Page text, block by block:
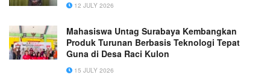
12 JULY 2026
Mahasiswa Untag Surabaya Kembangkan
Produk Turunan Berbasis Teknologi Tepat
Guna di Desa Raci Kulon
15 JULY 2026